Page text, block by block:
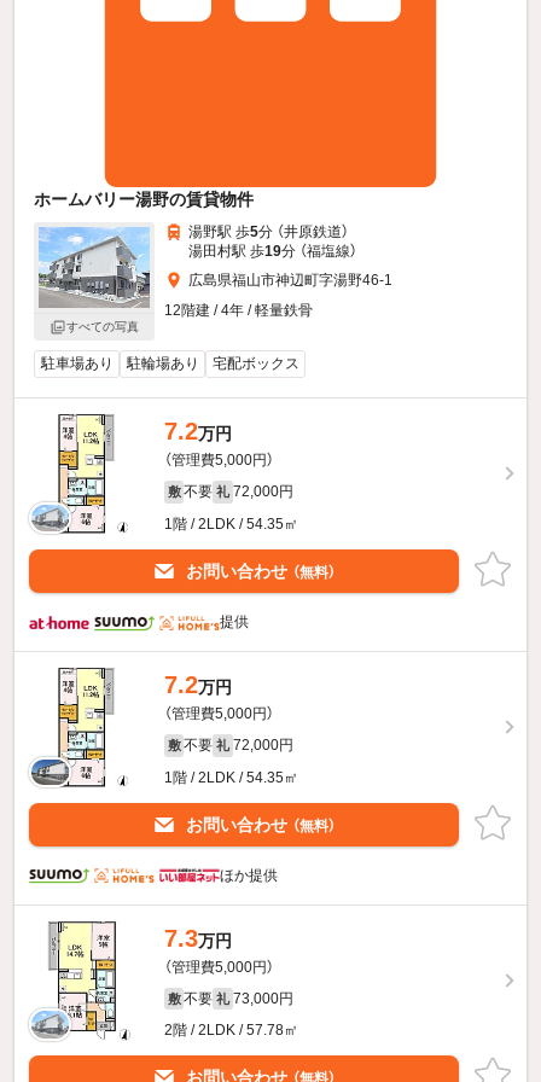
ホームバリー湯野の賃貸物件
すべての写真
湯野駅 歩5分 （井原鉄道）
湯田村駅 歩19分 （福塩線）
広島県福山市神辺町字湯野46-1
12階建 / 4年 / 軽量鉄骨
駐車場あり 駐輪場あり 宅配ボックス
7.2万円
（管理費5,000円）
敷 不要 礼 72,000円
1階 / 2LDK / 54.35㎡
お問い合わせ （無料）
提供
7.2万円
（管理費5,000円）
敷 不要 礼 72,000円
1階 / 2LDK / 54.35㎡
お問い合わせ （無料）
ほか提供
7.3万円
（管理費5,000円）
敷 不要 礼 73,000円
2階 / 2LDK / 57.78㎡
お問い合わせ